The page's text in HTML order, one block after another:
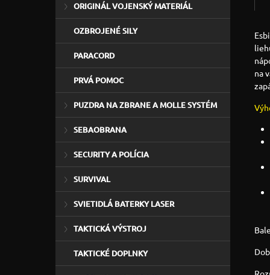
na
ORIGINÁL VOJENSKÝ MATERIÁL
OZBROJENÉ SILY
PARACORD
PRVÁ POMOC
PUZDRA NA ZBRANE A MOLLE SYSTÉM
SEBAOBRANA
SECURITY A POLÍCIA
SURVIVAL
SVIETIDLÁ BATERKY LASER
TAKTICKÁ VÝSTROJ
TAKTICKÉ DOPLNKY